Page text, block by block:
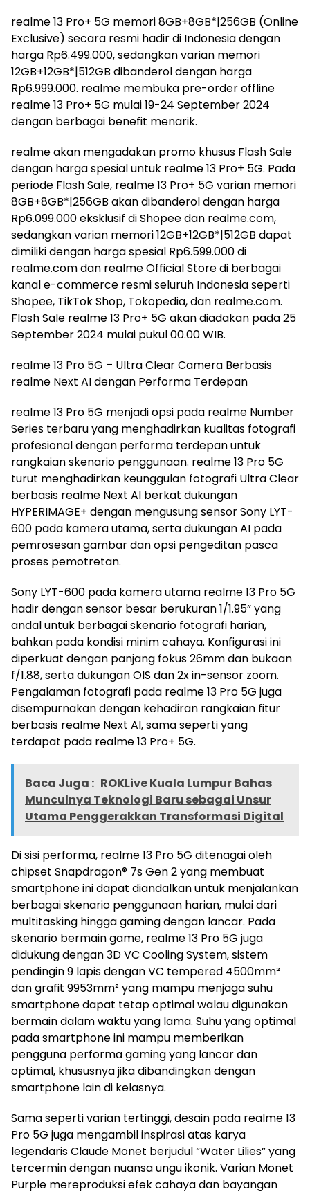
realme 13 Pro+ 5G memori 8GB+8GB*|256GB (Online
Exclusive) secara resmi hadir di Indonesia dengan
harga Rp6.499.000, sedangkan varian memori
12GB+12GB*|512GB dibanderol dengan harga
Rp6.999.000. realme membuka pre-order offline
realme 13 Pro+ 5G mulai 19-24 September 2024
dengan berbagai benefit menarik.
realme akan mengadakan promo khusus Flash Sale
dengan harga spesial untuk realme 13 Pro+ 5G. Pada
periode Flash Sale, realme 13 Pro+ 5G varian memori
8GB+8GB*|256GB akan dibanderol dengan harga
Rp6.099.000 eksklusif di Shopee dan realme.com,
sedangkan varian memori 12GB+12GB*|512GB dapat
dimiliki dengan harga spesial Rp6.599.000 di
realme.com dan realme Official Store di berbagai
kanal e-commerce resmi seluruh Indonesia seperti
Shopee, TikTok Shop, Tokopedia, dan realme.com.
Flash Sale realme 13 Pro+ 5G akan diadakan pada 25
September 2024 mulai pukul 00.00 WIB.
realme 13 Pro 5G – Ultra Clear Camera Berbasis
realme Next AI dengan Performa Terdepan
realme 13 Pro 5G menjadi opsi pada realme Number
Series terbaru yang menghadirkan kualitas fotografi
profesional dengan performa terdepan untuk
rangkaian skenario penggunaan. realme 13 Pro 5G
turut menghadirkan keunggulan fotografi Ultra Clear
berbasis realme Next AI berkat dukungan
HYPERIMAGE+ dengan mengusung sensor Sony LYT-
600 pada kamera utama, serta dukungan AI pada
pemrosesan gambar dan opsi pengeditan pasca
proses pemotretan.
Sony LYT-600 pada kamera utama realme 13 Pro 5G
hadir dengan sensor besar berukuran 1/1.95” yang
andal untuk berbagai skenario fotografi harian,
bahkan pada kondisi minim cahaya. Konfigurasi ini
diperkuat dengan panjang fokus 26mm dan bukaan
f/1.88, serta dukungan OIS dan 2x in-sensor zoom.
Pengalaman fotografi pada realme 13 Pro 5G juga
disempurnakan dengan kehadiran rangkaian fitur
berbasis realme Next AI, sama seperti yang
terdapat pada realme 13 Pro+ 5G.
Baca Juga : ROKLive Kuala Lumpur Bahas
Munculnya Teknologi Baru sebagai Unsur
Utama Penggerakkan Transformasi Digital
Di sisi performa, realme 13 Pro 5G ditenagai oleh
chipset Snapdragon® 7s Gen 2 yang membuat
smartphone ini dapat diandalkan untuk menjalankan
berbagai skenario penggunaan harian, mulai dari
multitasking hingga gaming dengan lancar. Pada
skenario bermain game, realme 13 Pro 5G juga
didukung dengan 3D VC Cooling System, sistem
pendingin 9 lapis dengan VC tempered 4500mm²
dan grafit 9953mm² yang mampu menjaga suhu
smartphone dapat tetap optimal walau digunakan
bermain dalam waktu yang lama. Suhu yang optimal
pada smartphone ini mampu memberikan
pengguna performa gaming yang lancar dan
optimal, khususnya jika dibandingkan dengan
smartphone lain di kelasnya.
Sama seperti varian tertinggi, desain pada realme 13
Pro 5G juga mengambil inspirasi atas karya
legendaris Claude Monet berjudul “Water Lilies” yang
tercermin dengan nuansa ungu ikonik. Varian Monet
Purple mereproduksi efek cahaya dan bayangan